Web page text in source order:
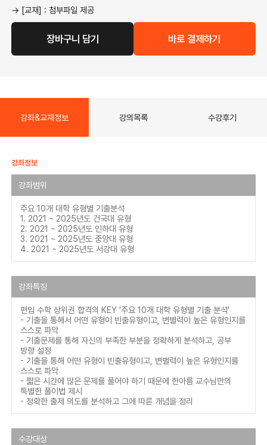
→ [교재] : 첨부파일 제공
장바구니 담기 바로 결제하기
강좌&교재정보 강의목록 수강후기
강좌정보
강좌범위
주요 10개 대학 유형별 기출분석
1. 2021 ~ 2025년도 건국대 유형
2. 2021 ~ 2025년도 인하대 유형
3. 2021 ~ 2025년도 중앙대 유형
4. 2021 ~ 2025년도 서강대 유형
강좌특징
편입 수학 상위권 합격의 KEY '주요 10개 대학 유형별 기출 분석'
- 기출을 통해서 어떤 유형이 빈출유형이고, 변별력이 높은 유형인지를
스스로 파악
- 기출문제를 통해 자신의 부족한 부분을 정확하게 분석하고, 공부
방향 설정
- 기출을 통해 어떤 유형이 빈출유형이고, 변별력이 높은 유형인지를
스스로 파악
- 짧은 시간에 많은 문제를 풀어야 하기 때문에 한아름 교수님만의
특별한 풀이법 제시
- 정확한 출제 의도를 분석하고 그에 따른 개념을 정리
수강대상